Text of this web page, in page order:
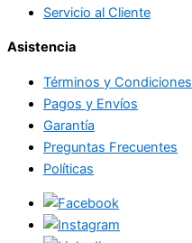
Servicio al Cliente
Asistencia
Términos y Condiciones
Pagos y Envíos
Garantía
Preguntas Frecuentes
Políticas